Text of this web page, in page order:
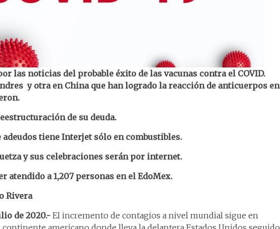
las noticias del probable éxito de las vacunas contra el COVID.
y otra en China que han logrado la reacción de anticuerpos en
de su deuda.
tiene Interjet sólo en combustibles.
y sus celebraciones serán por internet.
atendido a 1,207 personas en el EdoMex.
Rivera
de 2020.- El incremento de contagios a nivel mundial sigue en